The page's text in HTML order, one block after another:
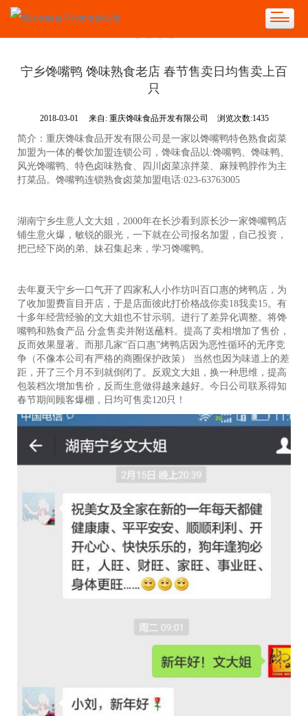
宁乡馋嘴鸭 馋味熟食老店 春节售卖日均售卖上百
只
2018-03-01 来自: 重庆馋味食品开发有限公司 浏览次数:1435
简介：重庆馋味食品开发有限公司是一家以馋嘴鸭特色熟食卤菜
加盟为一体的餐饮加盟连锁公司，馋味食品以:馋嘴鸭、馋味鸭、
风光馋嘴鸭、特色卤味熟食、四川卤菜凉拌菜、麻辣鸭脖作为主
打菜品。馋嘴鸭连锁熟食卤菜加盟电话:023-63763005
湖南宁乡生意人文大姐，2000年在长沙看到原长沙一家馋嘴鸭店
铺生意火爆，敏锐的眼光，一下就在公司报名加盟，自己投资，
把已经下岗的弟、妹召集起来，学习馋嘴鸭。
去年夏天宁乡一口气开了四家私人小作坊叫百口惠的烤鸭店，为
了收加盟费盲目开店，于是店面彼此打价格战你卖18我卖15。有
十多年经营经验的文大姐也不甘示弱。进行了差异化调整。将馋
嘴鸭和熟食产品 分盒售卖并附送蘸料。提高了卖相增加了售价，
反而效果显著。而那几家“百口惠”烤鸭店因为恶性循环的无序竞
争（不像本公司有严格的商圈保护政策） 当然也因为味道上的差
距，开了三个月不到就倒闭了。反观文大姐，换一种思维，提高
包装档次增加售价，反而生意做得越来越好。今日公司联系得知
春节期间顾客爆棚，日均可售卖120只！